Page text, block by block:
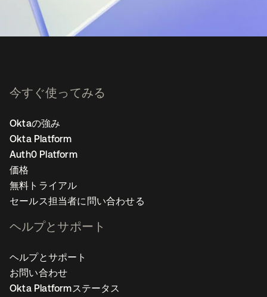
今すぐ使ってみる
Oktaの強み
Okta Platform
Auth0 Platform
価格
無料トライアル
セールス担当者に問い合わせる
ヘルプとサポート
ヘルプとサポート
お問い合わせ
Okta Platformステータス